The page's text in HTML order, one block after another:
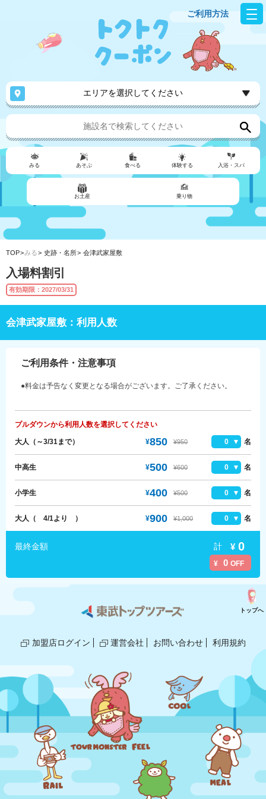
ご利用方法
エリアを選択してください
みる あそぶ 食べる 体験する 入浴・スパ
お土産 乗り物
TOP みる 史跡・名所 会津武家屋敷
入場料割引
有効期限：2027/03/31
会津武家屋敷：利用人数
ご利用条件・注意事項
●料金は予告なく変更となる場合がございます。ご了承ください。
プルダウンから利用人数を選択してください
大人（～3/31まで） ¥850 ¥950 0 名
中高生 ¥500 ¥600 0 名
小学生 ¥400 ¥500 0 名
大人（ 4/1より ） ¥900 ¥1,000 0 名
最終金額
¥ 0 OFF
計 ¥ 0
加盟店ログイン 運営会社 お問い合わせ 利用規約
トップへ